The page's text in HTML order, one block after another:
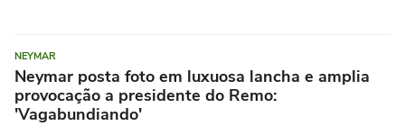
NEYMAR
Neymar posta foto em luxuosa lancha e amplia
provocação a presidente do Remo:
'Vagabundiando'